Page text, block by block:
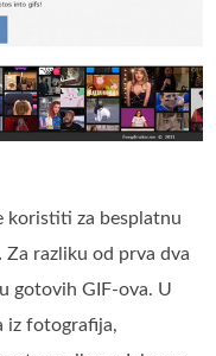
koristiti za besplatnu
Za razliku od prva dva
gotovih GIF-ova. U
iz fotografija,